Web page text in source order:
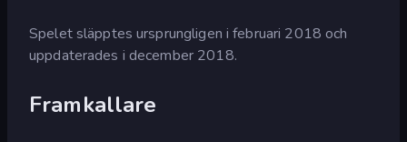
Spelet släpptes ursprungligen i februari 2018 och
uppdaterades i december 2018.
Framkallare